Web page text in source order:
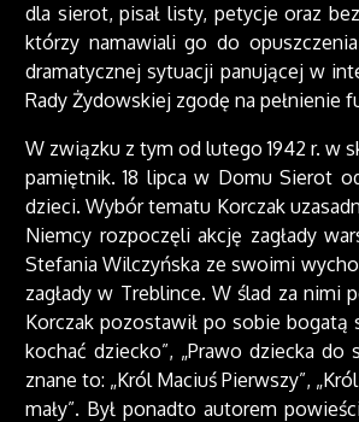
dla sierot, pisał listy, petycje oraz
którzy namawiali go do
dramatycznej sytuacji panującej w
Rady Żydowskiej zgodę na
W związku z tym od lutego 1942 r. w
pamiętnik. 18 lipca w Domu Sierot
dzieci. Wybór tematu Korczak
Niemcy rozpoczęli akcję zagłady
Stefania Wilczyńska ze swoimi
zagłady w Treblince. W ślad za
Korczak pozostawił po sobie bogatą
kochać dziecko”, „Prawo dziecka
znane to: „Król Maciuś Pierwszy”,
mały”. Był ponadto autorem